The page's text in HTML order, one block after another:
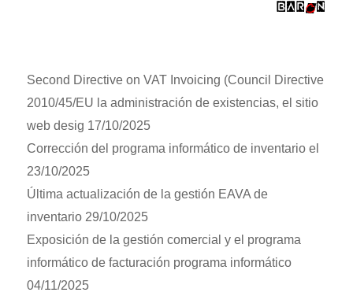
Second Directive on VAT Invoicing (Council Directive
2010/45/EU la administración de existencias, el sitio
web desig 17/10/2025
Corrección del programa informático de inventario el
23/10/2025
Última actualización de la gestión EAVA de
inventario 29/10/2025
Exposición de la gestión comercial y el programa
informático de facturación programa informático
04/11/2025